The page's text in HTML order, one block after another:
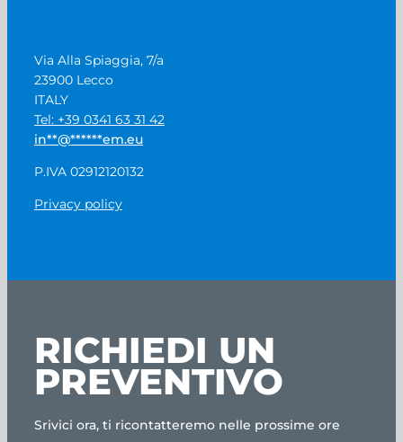
Via Alla Spiaggia, 7/a
23900 Lecco
ITALY
Tel: +39 0341 63 31 42
in**@******em.eu
P.IVA 02912120132
Privacy policy
RICHIEDI UN
PREVENTIVO
Srivici ora, ti ricontatteremo nelle prossime ore